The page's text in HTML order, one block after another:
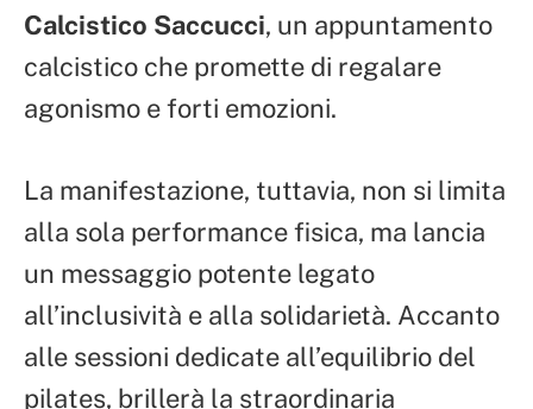
Calcistico Saccucci, un appuntamento
calcistico che promette di regalare
agonismo e forti emozioni.
La manifestazione, tuttavia, non si limita
alla sola performance fisica, ma lancia
un messaggio potente legato
all’inclusività e alla solidarietà. Accanto
alle sessioni dedicate all’equilibrio del
pilates, brillerà la straordinaria